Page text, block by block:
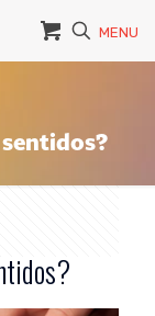
MENU